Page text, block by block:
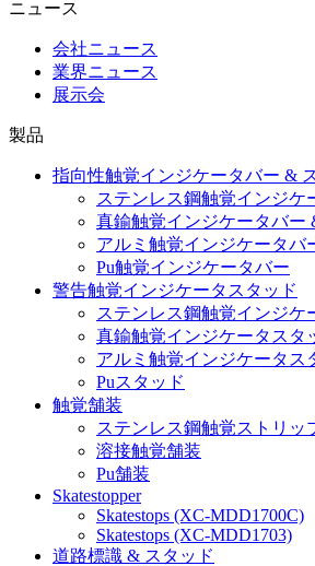
ニュース
会社ニュース
業界ニュース
展示会
製品
指向性触覚インジケータバー &
ステンレス鋼触覚インジケ
真鍮触覚インジケータバー
アルミ触覚インジケータバ
Pu触覚インジケータバー
警告触覚インジケータスタッド
ステンレス鋼触覚インジケ
真鍮触覚インジケータスタ
アルミ触覚インジケータス
Puスタッド
触覚舗装
ステンレス鋼触覚ストリッ
溶接触覚舗装
Pu舗装
Skatestopper
Skatestops (XC-MDD1700C)
Skatestops (XC-MDD1703)
道路標識 & スタッド